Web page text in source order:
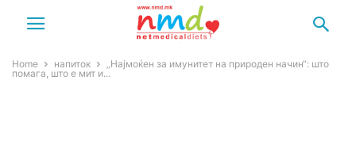
Home напиток
„Најмоќен за имунитет на природен начин“: што
помага, што е мит и...